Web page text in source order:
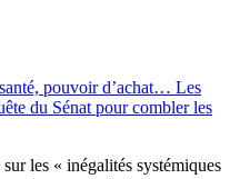
pouvoir d’achat… Les
du Sénat pour combler les
les « inégalités systémiques